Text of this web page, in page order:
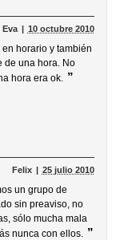
Eva 10 octubre 2010
horario y también
de una hora. No
hora era ok. ”
Felix 25 julio 2010
un grupo de
sin preaviso, no
sólo mucha mala
nunca con ellos. ”